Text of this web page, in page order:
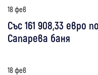
18 фев
Със 161 908,33 евро
Сапарева баня
18 фев